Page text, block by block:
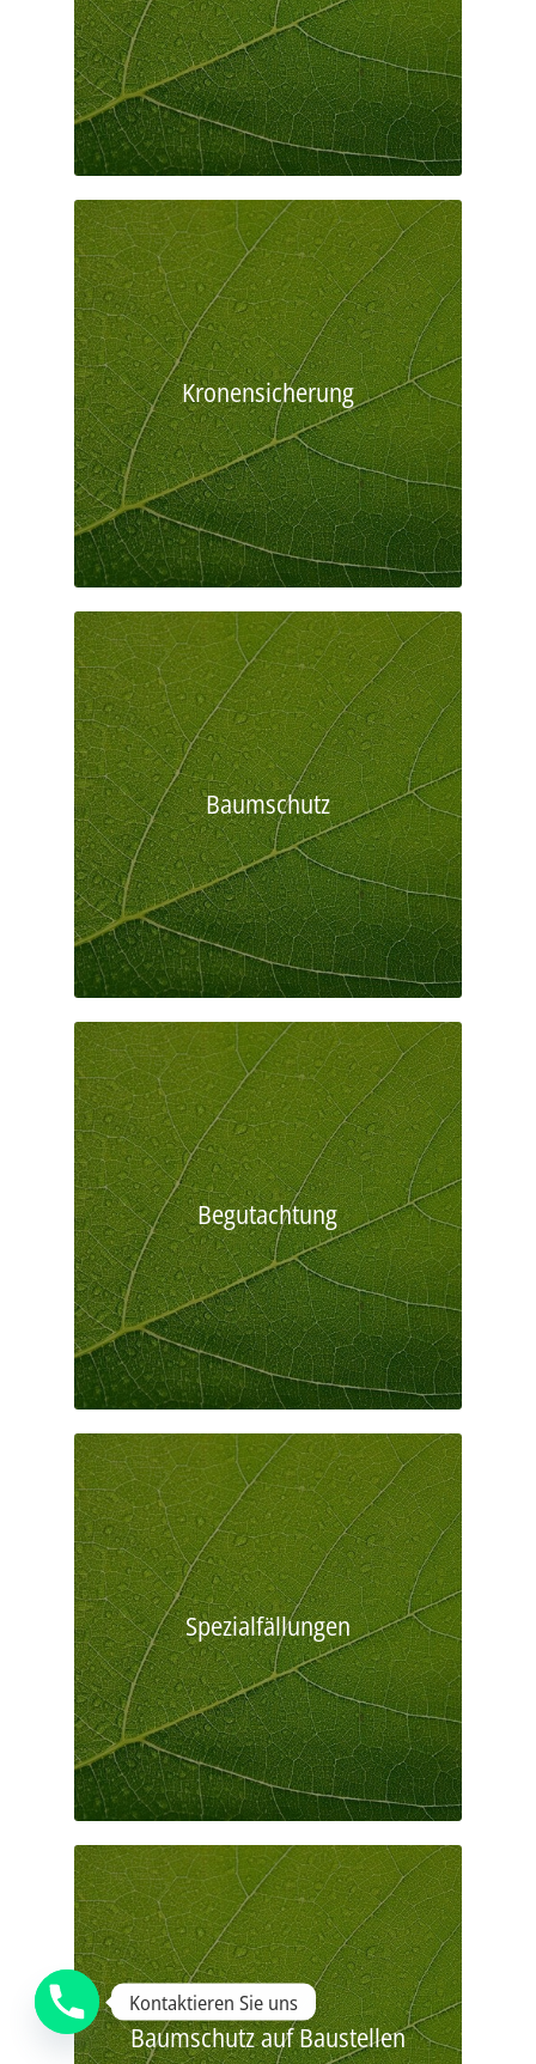
Kronensicherung
Baumschutz
Begutachtung
Spezialfällungen
Baumschutz auf Baustellen
Kontaktieren Sie uns